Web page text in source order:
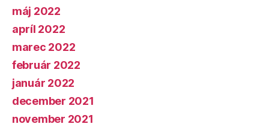
máj 2022
apríl 2022
marec 2022
február 2022
január 2022
december 2021
november 2021